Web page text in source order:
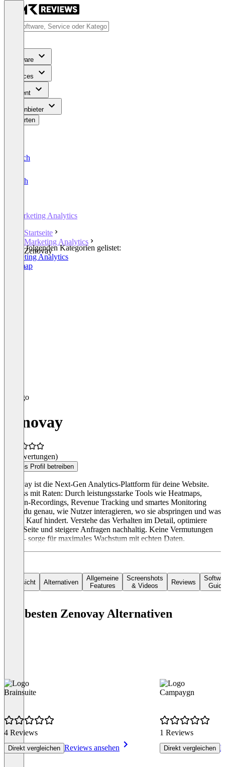
Software
Services
Content
Für Anbieter
Bewerten
Deutsch
English
Marketing Analytics
Startseite
Marketing Analytics
Zenovay
In den folgenden Kategorien gelistet:
Marketing Analytics
Heatmap
Zenovay
(0 Bewertungen)
Dieses Profil betreiben
Zenovay ist die Next-Gen Analytics-Plattform für deine Website.
Schluss mit Raten: Durch leistungsstarke Tools wie Heatmaps,
Session-Recordings, Revenue Tracking und smartes Monitoring
siehst du genau, wie Nutzer interagieren, wo sie abspringen und was
sie am Kauf hindert. Verstehe das Verhalten im Detail, optimiere
deine Seite und steigere Anfragen nachhaltig. Keine Vermutungen
mehr – sorge für maximales Wachstum mit echten Daten.
Übersicht Alternativen
Allgemeine
Features
Screenshots
& Videos
Reviews
Guide
Die besten Zenovay Alternativen
Brainsuite
4 Reviews
Direkt vergleichen Reviews ansehen
Campaygn
1 Reviews
Direkt vergleichen